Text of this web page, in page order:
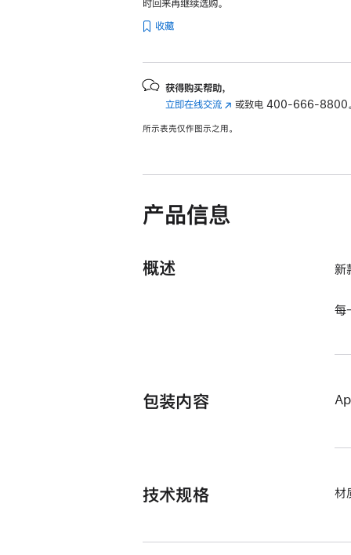
时回来再继续选购。
收藏
获得购买帮助，
立即在线交流 (在 或致电400-666-8800
所示表壳仅作图示之用。
产品信息
概述 新
每
包装内容
技术规格 材